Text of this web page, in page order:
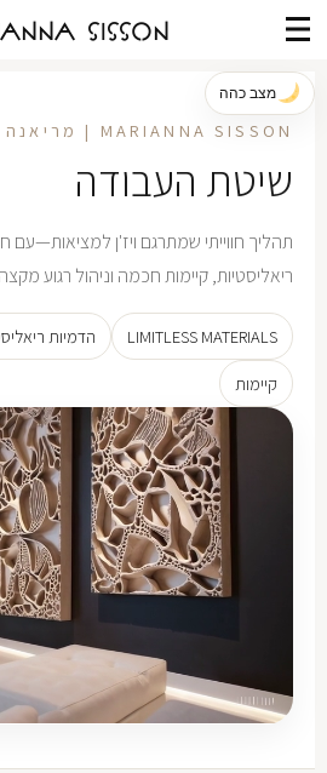
Sisson
מצב כהה
MARIANNA SISSON | מריאנה סיסון
שיטת העבודה
תהליך חווייתי שמתרגם ויז'ן למציאות—עם
ריאליסטיות, קיימות חכמה וניהול רגוע
LIMITLESS MATERIALS הדמיות
קיימות